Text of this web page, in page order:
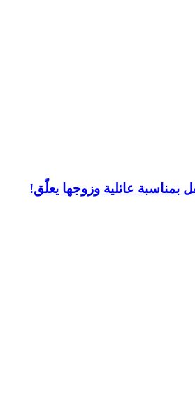
بمناسبة عائلية وزوجها يعلّق!